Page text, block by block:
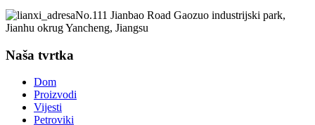
No.111 Jianbao Road Gaozuo industrijski park,
Jianhu okrug Yancheng, Jiangsu
Naša tvrtka
Dom
Proizvodi
Vijesti
Petroviki